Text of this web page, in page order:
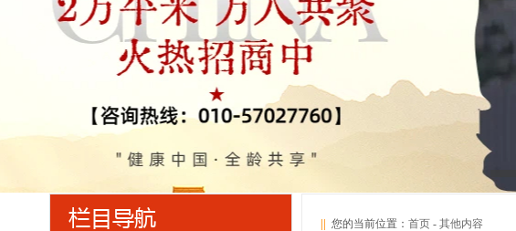
您的当前位置： 首页 - 其他内容